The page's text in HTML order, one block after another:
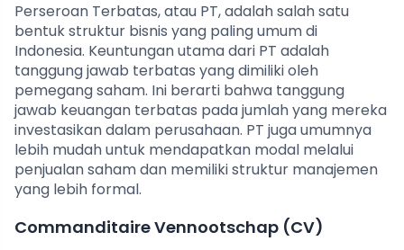
Perseroan Terbatas, atau PT, adalah salah satu
bentuk struktur bisnis yang paling umum di
Indonesia. Keuntungan utama dari PT adalah
tanggung jawab terbatas yang dimiliki oleh
pemegang saham. Ini berarti bahwa tanggung
jawab keuangan terbatas pada jumlah yang mereka
investasikan dalam perusahaan. PT juga umumnya
lebih mudah untuk mendapatkan modal melalui
penjualan saham dan memiliki struktur manajemen
yang lebih formal.
Commanditaire Vennootschap (CV)